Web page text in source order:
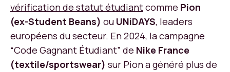
vérification de statut étudiantcomme Pion
(ex-Student Beans) ou UNiDAYS, leaders
européens du secteur. En 2024, la campagne
“Code Gagnant Étudiant” de Nike France
(textile/sportswear) sur Pion a généré plus de